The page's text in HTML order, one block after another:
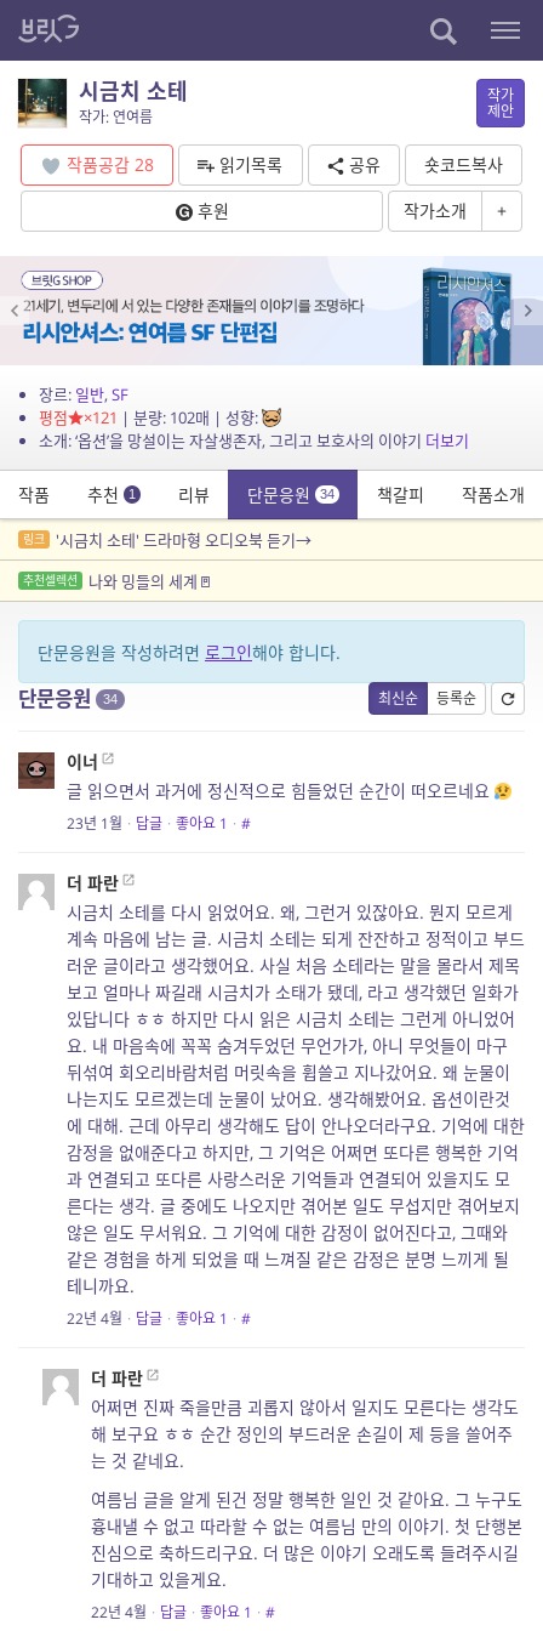
시금치 소테
작가: 연여름
작가
제안
작품공감 28 읽기목록 공유
숏코드복사
후원
작가소개 +
장르: 일반,SF
평점
×121 | 분량: 102매 | 성향:
소개: ‘옵션’을 망설이는 자살생존자, 그리고 보호사의 이야기 더보기
작품 추천 1 리뷰 단문응원 34 책갈피 작품소개
링크 '시금치 소테' 드라마형 오디오북 듣기→
추천셀렉션 나와 밍들의 세계🚪
단문응원을 작성하려면 로그인해야 합니다.
최신순 등록순
단문응원 34
이너
글 읽으면서 과거에 정신적으로 힘들었던 순간이 떠오르네요
23년 1월 · 답글 · 좋아요 1 · #
더 파란
시금치 소테를 다시 읽었어요. 왜, 그런거 있잖아요. 뭔지 모르게
계속 마음에 남는 글. 시금치 소테는 되게 잔잔하고 정적이고 부드
러운 글이라고 생각했어요. 사실 처음 소테라는 말을 몰라서 제목
보고 얼마나 짜길래 시금치가 소태가 됐데, 라고 생각했던 일화가
있답니다 ㅎㅎ 하지만 다시 읽은 시금치 소테는 그런게 아니었어
요. 내 마음속에 꼭꼭 숨겨두었던 무언가가, 아니 무엇들이 마구
뒤섞여 회오리바람처럼 머릿속을 휩쓸고 지나갔어요. 왜 눈물이
나는지도 모르겠는데 눈물이 났어요. 생각해봤어요. 옵션이란것
에 대해. 근데 아무리 생각해도 답이 안나오더라구요. 기억에 대한
감정을 없애준다고 하지만, 그 기억은 어쩌면 또다른 행복한 기억
과 연결되고 또다른 사랑스러운 기억들과 연결되어 있을지도 모
른다는 생각. 글 중에도 나오지만 겪어본 일도 무섭지만 겪어보지
않은 일도 무서워요. 그 기억에 대한 감정이 없어진다고, 그때와
같은 경험을 하게 되었을 때 느껴질 같은 감정은 분명 느끼게 될
테니까요.
22년 4월 · 답글 · 좋아요 1 · #
더 파란
어쩌면 진짜 죽을만큼 괴롭지 않아서 일지도 모른다는 생각도
해 보구요 ㅎㅎ 순간 정인의 부드러운 손길이 제 등을 쓸어주
는 것 같네요.
여름님 글을 알게 된건 정말 행복한 일인 것 같아요. 그 누구도
흉내낼 수 없고 따라할 수 없는 여름님 만의 이야기. 첫 단행본
진심으로 축하드리구요. 더 많은 이야기 오래도록 들려주시길
기대하고 있을게요.
22년 4월 · 답글 · 좋아요 1 · #